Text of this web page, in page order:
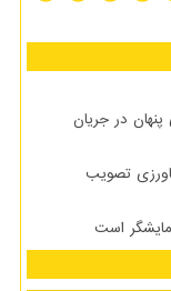
در جریان
تصویب
است